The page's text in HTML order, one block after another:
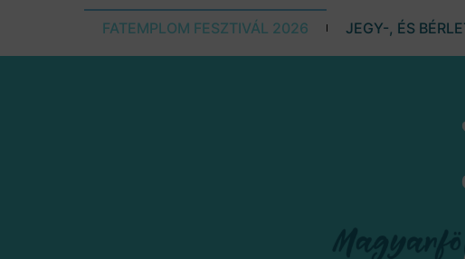
FATEMPLOM FESZTIVÁL 2026 JEGY-, ÉS